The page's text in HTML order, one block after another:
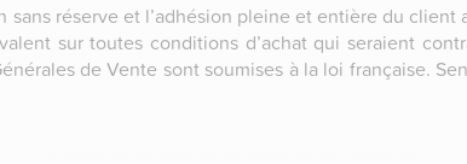
réserve et l’adhésion pleine et entière du
sur toutes conditions d’achat qui seraient
de Vente sont soumises à la loi française.